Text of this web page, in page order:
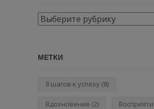
Рубрики
МЕТКИ
8 шагов к успеху (8)
Вдохновение (2)